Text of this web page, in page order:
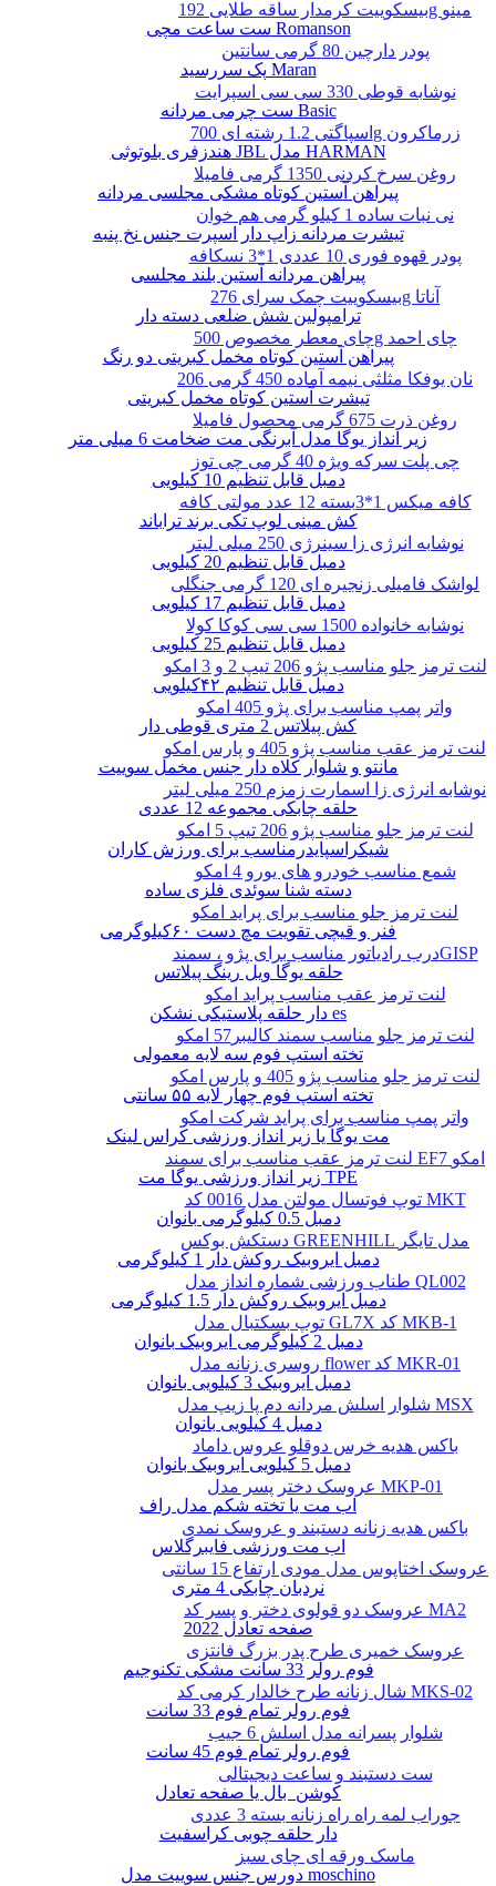
بیسکوییت کرمدار ساقه طلایی 192g مینو
پودر دارچین 80 گرمی سانتین
نوشابه قوطی 330 سی سی اسپرایت
اسپاگتی 1.2 رشته ای 700g زرماکرون
روغن سرخ کردنی 1350 گرمی فامیلا
نی نبات ساده 1 کیلو گرمی هم خوان
پودر قهوه فوری 10 عددی 1*3 نسکافه
بیسکوییت چمک سرای 276g آناتا
چای معطر مخصوص 500g چای احمد
نان یوفکا مثلثی نیمه آماده 450 گرمی 206
روغن ذرت 675 گرمی محصول فامیلا
چی پلت سرکه ویژه 40 گرمی چی توز
کافه میکس 1*3بسته 12 عدد مولتی کافه
نوشابه انرژی زا سینرژی 250 میلی لیتر
لواشک فامیلی زنجیره ای 120 گرمی جنگلی
نوشابه خانواده 1500 سی سی کوکا کولا
لنت ترمز جلو مناسب پژو 206 تیپ 2 و 3 امکو
واتر پمپ مناسب برای پژو 405 امکو
لنت ترمز عقب مناسب پژو 405 و پارس امکو
نوشابه انرژی زا اسمارت زمزم 250 میلی لیتر
لنت ترمز جلو مناسب پژو 206 تیپ 5 امکو
شمع مناسب خودرو های یورو 4 امکو
لنت ترمز جلو مناسب برای پراید امکو
درب رادیاتور مناسب برای پژو ، سمندGISP
لنت ترمز عقب مناسب پراید امکو
لنت ترمز جلو مناسب سمند کالیبر57 امکو
لنت ترمز جلو مناسب پژو 405 و پارس امکو
واتر پمپ مناسب برای پراید شرکت امکو
لنت ترمز عقب مناسب برای سمند EF7 امکو
توپ فوتسال مولتن مدل 0016 کد MKT
دستکش بوکس GREENHILL مدل تایگر
طناب ورزشی شماره انداز مدل QL002
توپ بسکتبال مدل GL7X کد MKB-1
روسری زنانه مدل flower کد MKR-01
شلوار اسلش مردانه دم پا زیپ مدل MSX
باکس هدیه خرس دوقلو عروس داماد
عروسک دختر پسر مدل MKP-01
باکس هدیه زنانه دستبند و عروسک نمدی
عروسک اختاپوس مدل مودی ارتفاع 15 سانتی
عروسک دو قولوی دختر و پسر کد MA2
عروسک خمیری طرح پدر بزرگ فانتزی
شال زنانه طرح خالدار کرمی کد MKS-02
شلوار پسرانه مدل اسلش 6 جیب
ست دستبند و ساعت دیجیتالی
جوراب لمه راه راه زنانه بسته 3 عددی
ماسک ورقه ای چای سبز
ست ساعت مچی Romanson
پک سررسید Maran
ست چرمی مردانه Basic
هندزفری بلوتوثی JBL مدل HARMAN
پیراهن آستین کوتاه مشکی مجلسی مردانه
تیشرت مردانه زاپ دار اسپرت جنس نخ پنبه
پیراهن مردانه آستین بلند مجلسی
ترامپولین شش ضلعی دسته دار
پیراهن آستین کوتاه مخمل کبریتی دو رنگ
تیشرت آستین کوتاه مخمل کبریتی
زیر انداز یوگا مدل آبرنگی مت ضخامت 6 میلی متر
دمبل قابل تنظیم 10 کیلویی
کش مینی لوپ تکی برند تراباند
دمبل قابل تنظیم 20 کیلویی
دمبل قابل تنظیم 17 کیلویی
دمبل قابل تنظیم 25 کیلویی
دمبل قابل تنظیم ۴۲کیلویی
کش پیلاتس 2 متری قوطی دار
مانتو و شلوار کلاه دار جنس مخمل سوییت
حلقه چابکی مجموعه 12 عددی
شیکراسپایدرمناسب برای ورزش کاران
دسته شنا سوئدی فلزی ساده
فنر و قیچی تقویت مچ دست ۶۰کیلوگرمی
حلقه یوگا ویل رینگ پیلاتس
دار حلقه پلاستیکی نشکن es
تخته استپ فوم سه لایه معمولی
تخته استپ فوم چهار لایه ۵۵ سانتی
مت یوگا یا زیر انداز ورزشی کراس لینک
زیر انداز ورزشی یوگا مت TPE
دمبل 0.5 کیلوگرمی بانوان
دمبل ایروبیک روکش‌ دار 1 کیلوگرمی
دمبل ایروبیک روکش‌ دار 1.5 کیلوگرمی
دمبل 2 کیلوگرمی ایروبیک بانوان
دمبل ایروبیک 3 کیلویی بانوان
دمبل 4 کیلویی بانوان
دمبل 5 کیلویی ایروبیک بانوان
اب مت یا تخته شکم مدل راف
اب مت ورزشی فایبرگلاس
نردبان چابکی 4 متری
صفحه تعادل 2022
فوم رولر 33 سانت مشکی تکنوجیم
فوم رولر تمام فوم 33 سانت
فوم رولر تمام فوم 45 سانت
کوشن بال یا صفحه تعادل
دار حلقه چوبی کراسفیت
دورس جنس سوییت مدل moschino